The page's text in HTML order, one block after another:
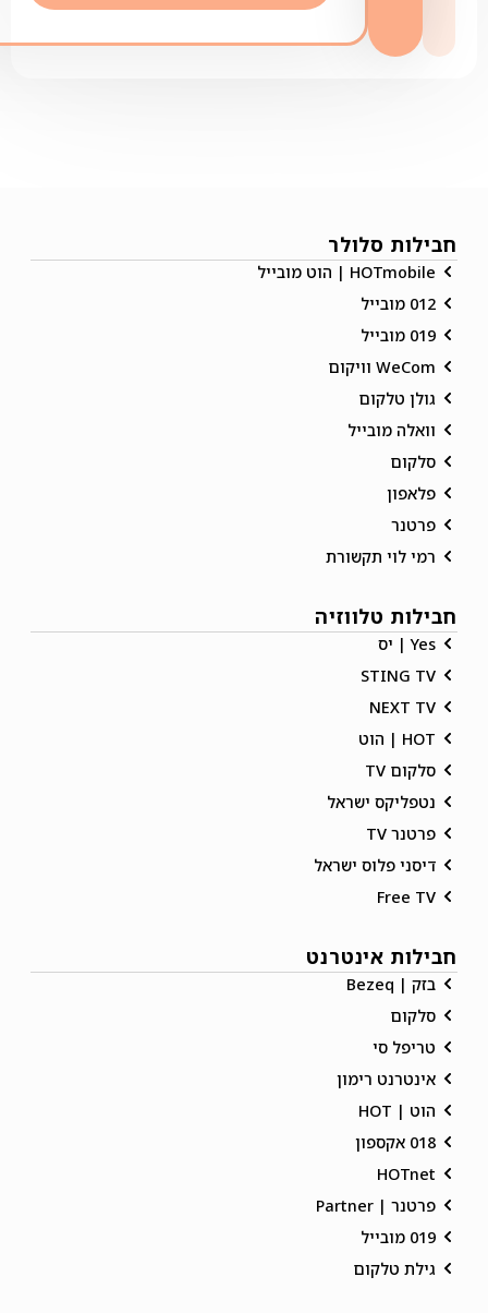
חבילות סלולר
HOTmobile | הוט מובייל
012 מובייל
019 מובייל
WeCom וויקום
גולן טלקום
וואלה מובייל
סלקום
פלאפון
פרטנר
רמי לוי תקשורת
חבילות טלווזיה
Yes | יס
STING TV
NEXT TV
HOT | הוט
סלקום TV
נטפליקס ישראל
פרטנר TV
דיסני פלוס ישראל
Free TV
חבילות אינטרנט
בזק | Bezeq
סלקום
טריפל סי
אינטרנט רימון
הוט | HOT
018 אקספון
HOTnet
פרטנר | Partner
019 מובייל
גילת טלקום